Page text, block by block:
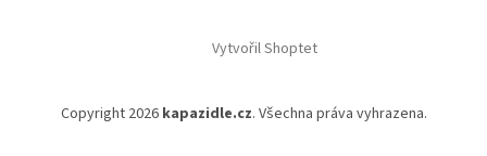
Vytvořil Shoptet
Copyright 2026 kapazidle.cz. Všechna práva vyhrazena.